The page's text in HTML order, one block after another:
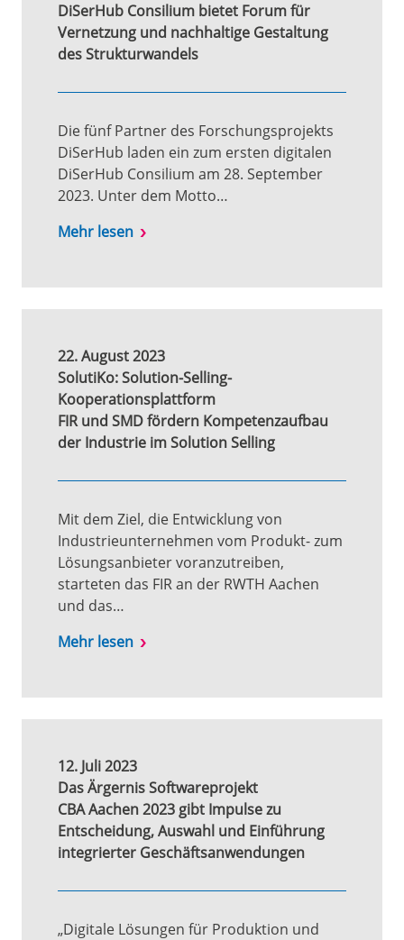
DiSerHub Consilium bietet Forum für
Vernetzung und nachhaltige Gestaltung
des Strukturwandels
Die fünf Partner des Forschungsprojekts
DiSerHub laden ein zum ersten digitalen
DiSerHub Consilium am 28. September
2023. Unter dem Motto…
Mehr lesen
22. August 2023
SolutiKo: Solution-Selling-
Kooperationsplattform
FIR und SMD fördern Kompetenzaufbau
der Industrie im Solution Selling
Mit dem Ziel, die Entwicklung von
Industrieunternehmen vom Produkt- zum
Lösungsanbieter voranzutreiben,
starteten das FIR an der RWTH Aachen
und das…
Mehr lesen
12. Juli 2023
Das Ärgernis Softwareprojekt
CBA Aachen 2023 gibt Impulse zu
Entscheidung, Auswahl und Einführung
integrierter Geschäftsanwendungen
„Digitale Lösungen für Produktion und